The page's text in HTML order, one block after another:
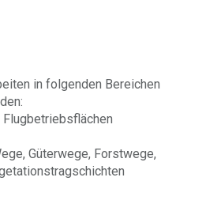
in folgenden Bereichen
Flugbetriebsflächen
Güterwege, Forstwege,